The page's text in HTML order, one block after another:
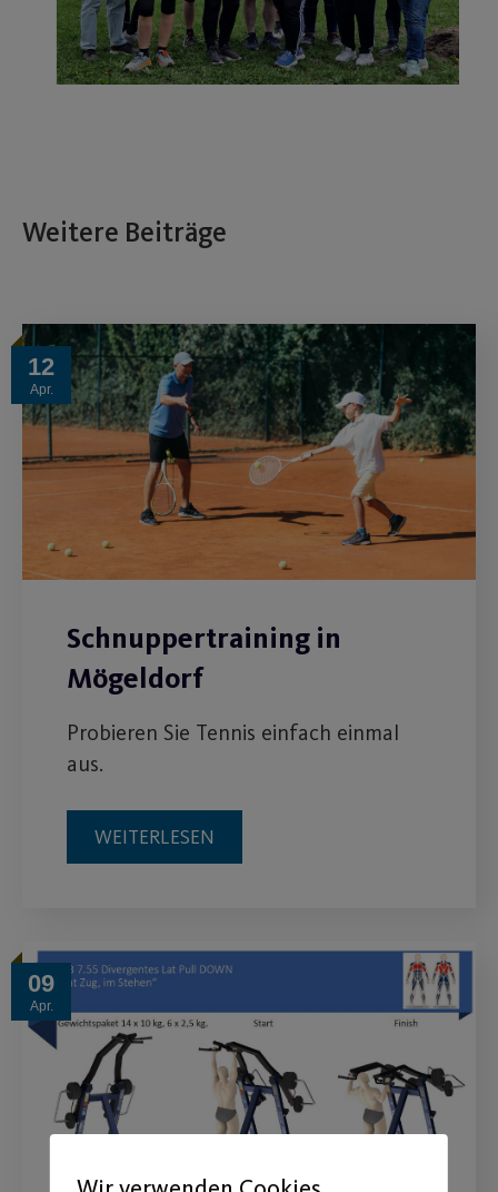
Weitere Beiträge
12
Apr.
Schnuppertraining in
Mögeldorf
Probieren Sie Tennis einfach einmal
aus.
WEITERLESEN
09
Apr.